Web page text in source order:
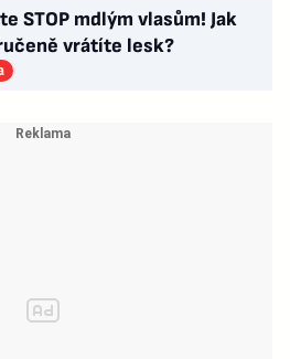
STOP mdlým vlasům! Jak
vrátíte lesk?